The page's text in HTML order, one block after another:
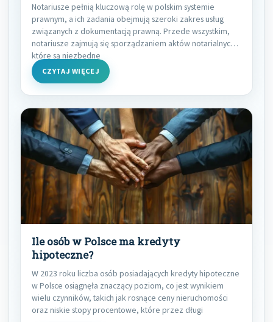
Notariusze pełnią kluczową rolę w polskim systemie
prawnym, a ich zadania obejmują szeroki zakres usług
związanych z dokumentacją prawną. Przede wszystkim,
notariusze zajmują się sporządzaniem aktów notarialnych,
które są niezbędne
CZYTAJ WIĘCEJ
Ile osób w Polsce ma kredyty
hipoteczne?
W 2023 roku liczba osób posiadających kredyty hipoteczne
w Polsce osiągnęła znaczący poziom, co jest wynikiem
wielu czynników, takich jak rosnące ceny nieruchomości
oraz niskie stopy procentowe, które przez długi